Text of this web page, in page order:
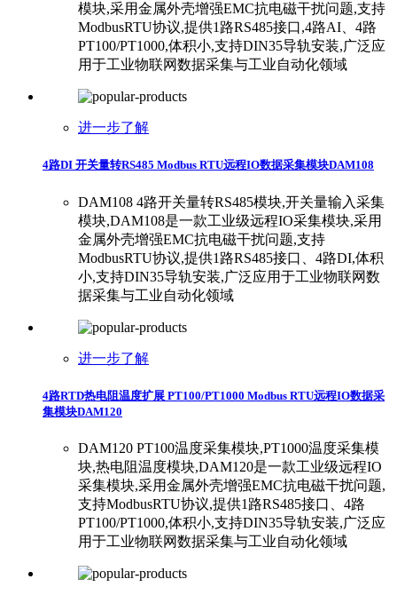
模块,采用金属外壳增强EMC抗电磁干扰问题,支持
ModbusRTU协议,提供1路RS485接口,4路AI、4路
PT100/PT1000,体积小,支持DIN35导轨安装,广泛应
用于工业物联网数据采集与工业自动化领域
进一步了解
4路DI 开关量转RS485 Modbus RTU远程IO数据采集模块DAM108
DAM108 4路开关量转RS485模块,开关量输入采集
模块,DAM108是一款工业级远程IO采集模块,采用
金属外壳增强EMC抗电磁干扰问题,支持
ModbusRTU协议,提供1路RS485接口、4路DI,体积
小,支持DIN35导轨安装,广泛应用于工业物联网数
据采集与工业自动化领域
进一步了解
4路RTD热电阻温度扩展 PT100/PT1000 Modbus RTU远程IO数据采
集模块DAM120
DAM120 PT100温度采集模块,PT1000温度采集模
块,热电阻温度模块,DAM120是一款工业级远程IO
采集模块,采用金属外壳增强EMC抗电磁干扰问题,
支持ModbusRTU协议,提供1路RS485接口、4路
PT100/PT1000,体积小,支持DIN35导轨安装,广泛应
用于工业物联网数据采集与工业自动化领域